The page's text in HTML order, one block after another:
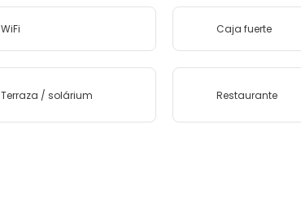
WiFi Caja fuerte
Terraza / solárium Restaurante